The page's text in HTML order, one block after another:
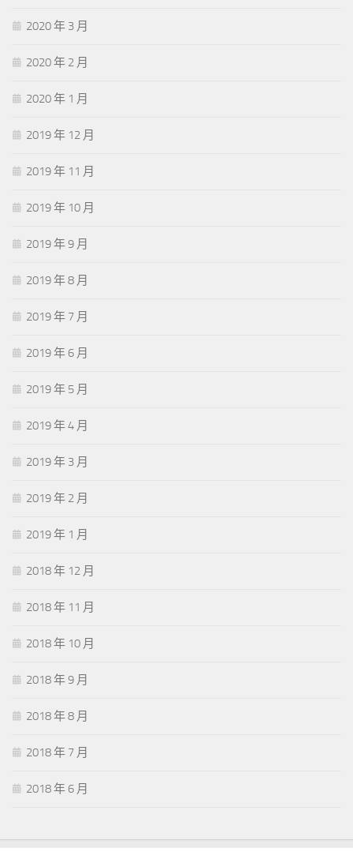
2020 年 3 月
2020 年 2 月
2020 年 1 月
2019 年 12 月
2019 年 11 月
2019 年 10 月
2019 年 9 月
2019 年 8 月
2019 年 7 月
2019 年 6 月
2019 年 5 月
2019 年 4 月
2019 年 3 月
2019 年 2 月
2019 年 1 月
2018 年 12 月
2018 年 11 月
2018 年 10 月
2018 年 9 月
2018 年 8 月
2018 年 7 月
2018 年 6 月